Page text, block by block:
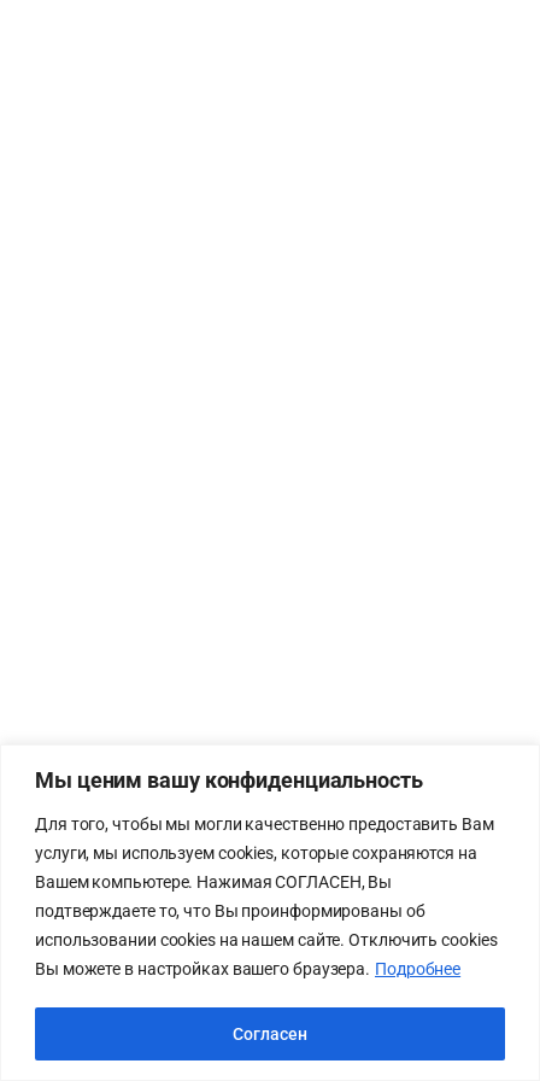
Мы ценим вашу конфиденциальность
Для того, чтобы мы могли качественно предоставить Вам
услуги, мы используем cookies, которые сохраняются на
Вашем компьютере. Нажимая СОГЛАСЕН, Вы
подтверждаете то, что Вы проинформированы об
использовании cookies на нашем сайте. Отключить cookies
Вы можете в настройках вашего браузера. Подробнее
Согласен